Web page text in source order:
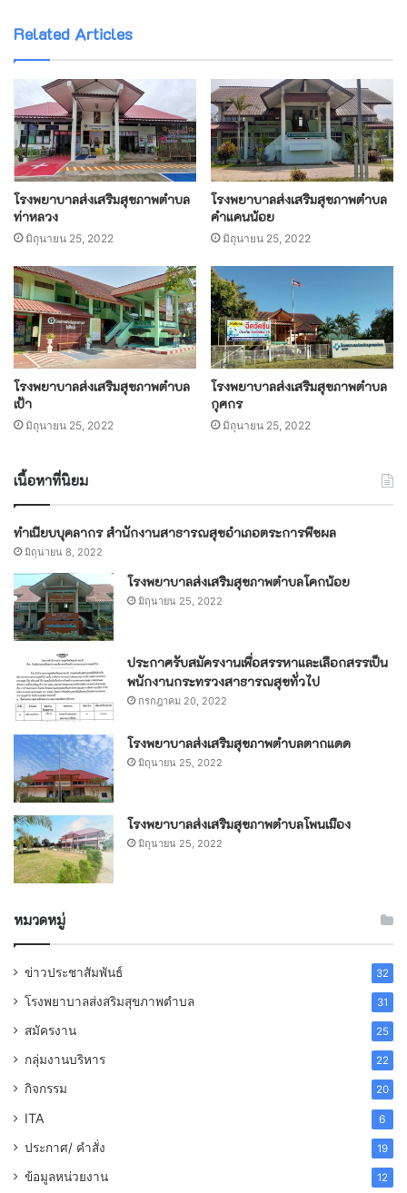
Related Articles
โรงพยาบาลส่งเสริมสุขภาพตำบล
ท่าหลวง
มิถุนายน 25, 2022
โรงพยาบาลส่งเสริมสุขภาพตำบล
คำแคนน้อย
มิถุนายน 25, 2022
โรงพยาบาลส่งเสริมสุขภาพตำบล
เป้า
มิถุนายน 25, 2022
โรงพยาบาลส่งเสริมสุขภาพตำบล
กุศกร
มิถุนายน 25, 2022
เนื้อหาที่นิยม
ทำเนียบบุคลากร สำนักงานสาธารณสุขอำเภอตระการพืชผล
มิถุนายน 8, 2022
โรงพยาบาลส่งเสริมสุขภาพตำบลโคกน้อย
มิถุนายน 25, 2022
ประกาศรับสมัครงานเพื่อสรรหาและเลือกสรรเป็น
พนักงานกระทรวงสาธารณสุขทั่วไป
กรกฎาคม 20, 2022
โรงพยาบาลส่งเสริมสุขภาพตำบลตากแดด
มิถุนายน 25, 2022
โรงพยาบาลส่งเสริมสุขภาพตำบลโพนเมือง
มิถุนายน 25, 2022
หมวดหมู่
ข่าวประชาสัมพันธ์ 32
โรงพยาบาลส่งสริมสุขภาพตำบล 31
สมัครงาน 25
กลุ่มงานบริหาร 22
กิจกรรม 20
ITA 6
ประกาศ/ คำสั่ง 19
ข้อมูลหน่วยงาน 12